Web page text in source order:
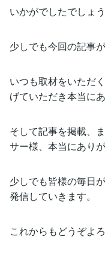
いかがでしたでしょ
少しでも今回の記事
いつも取材をいただ
げていただき本当に
そして記事を掲載、
サー様、本当にあり
少しでも皆様の毎日
発信していきます。
これからもどうぞよ